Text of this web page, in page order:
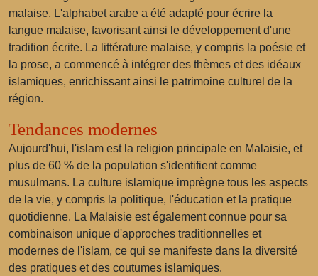
malaise. L'alphabet arabe a été adapté pour écrire la
langue malaise, favorisant ainsi le développement d'une
tradition écrite. La littérature malaise, y compris la poésie et
la prose, a commencé à intégrer des thèmes et des idéaux
islamiques, enrichissant ainsi le patrimoine culturel de la
région.
Tendances modernes
Aujourd'hui, l'islam est la religion principale en Malaisie, et
plus de 60 % de la population s'identifient comme
musulmans. La culture islamique imprègne tous les aspects
de la vie, y compris la politique, l'éducation et la pratique
quotidienne. La Malaisie est également connue pour sa
combinaison unique d'approches traditionnelles et
modernes de l'islam, ce qui se manifeste dans la diversité
des pratiques et des coutumes islamiques.